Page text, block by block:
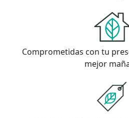
Comprometidas con tu
mejor